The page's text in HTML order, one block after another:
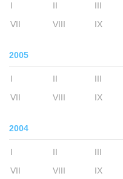
I II III
VII
VIII IX
2005
I II III
VII
VIII IX
2004
I II III
VII
VIII IX